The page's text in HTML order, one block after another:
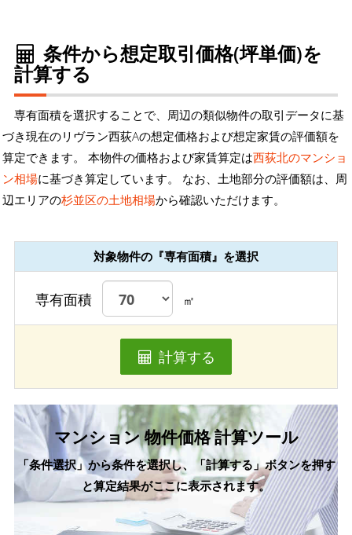
条件から想定取引価格(坪単価)を
計算する
専有面積を選択することで、周辺の類似物件の取引データに基
づき現在のリヴラン西荻Aの想定価格および想定家賃の評価額を
算定できます。 本物件の価格および家賃算定は西荻北のマンショ
ン相場に基づき算定しています。 なお、土地部分の評価額は、周
辺エリアの杉並区の土地相場から確認いただけます。
対象物件の『専有面積』を選択
専有面積 ㎡
計算する
マンション 物件価格 計算ツール
「条件選択」から条件を選択し、「計算する」ボタンを押す
と算定結果がここに表示されます。